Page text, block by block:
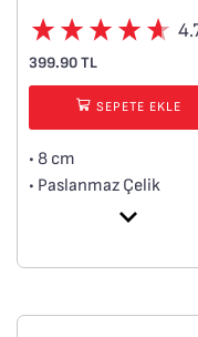
399.90 TL
SEPETE EKLE
• 8 cm
• Paslanmaz Çelik
• Rahat kullanım için
• Colorfood